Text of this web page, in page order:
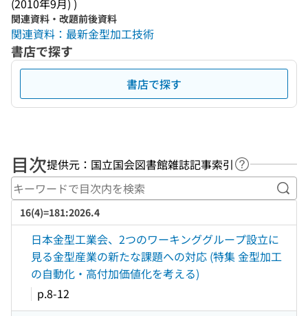
(2010年9月) )
関連資料・改題前後資料
関連資料：最新金型加工技術
書店で探す
書店で探す
目次提供元：国立国会図書館雑誌記事索引 ヘルプペー
キ
16(4)=181:2026.4
日本金型工業会、2つのワーキンググループ設立に
見る金型産業の新たな課題への対応 (特集 金型加工
の自動化・高付加価値化を考える)
p.8-12